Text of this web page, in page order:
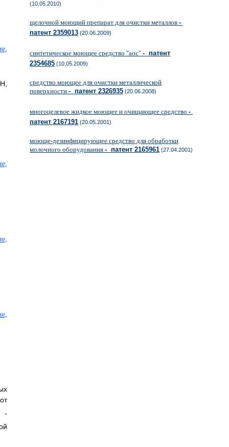
-
(10.05.2010)
щелочной моющий препарат для очистки металлов -
патент 2359013 (20.06.2009)
синтетическое моющее средство "аос" - патент
2354685 (10.05.2009)
средство моющее для очистки металлической
поверхности - патент 2326935 (20.06.2008)
многоцелевое жидкое моющее и очищающее средство -
патент 2167191 (20.05.2001)
моюще-дезинфицирующее средство для обработки
молочного оборудования - патент 2165961 (27.04.2001)